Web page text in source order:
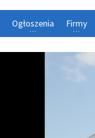
Ogłoszenia Firmy